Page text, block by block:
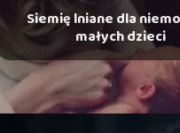
Siemię lniane dla
małych dzieci